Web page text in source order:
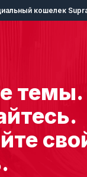
кошелек
темы.